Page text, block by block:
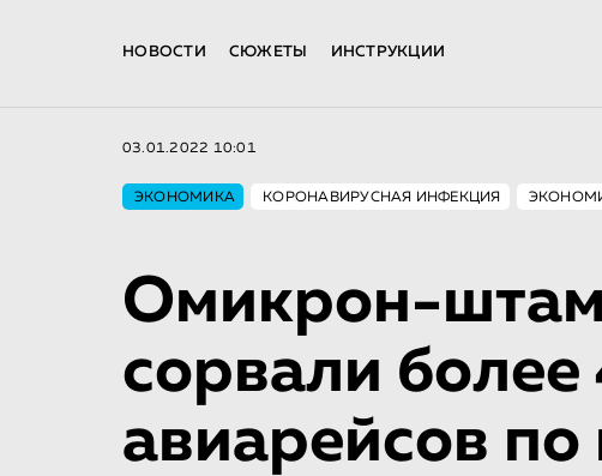
НОВОСТИ СЮЖЕТЫ ИНСТРУКЦИИ
03.01.2022 10:01
ЭКОНОМИКА КОРОНАВИРУСНАЯ ИНФЕКЦИЯ
Омикрон-
сорвали более
авиарейсов